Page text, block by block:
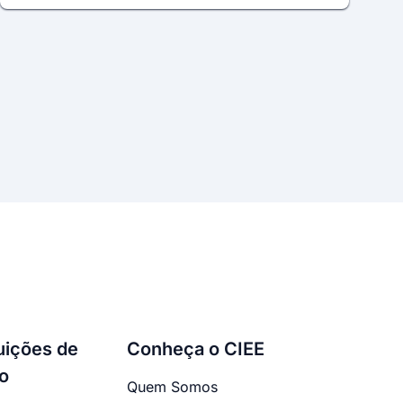
de
Conheça o CIEE
Quem Somos